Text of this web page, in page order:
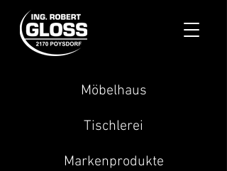
Möbelhaus
Tischlerei
Markenprodukte